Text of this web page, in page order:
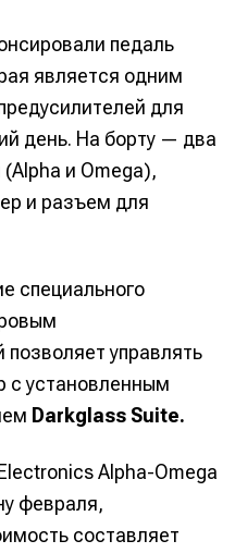
педаль
является одним
для
день. На борту — два
и Omega),
и разъем для
специального
управлять
с установленным
Darkglass Suite.
Alpha-Omega
февраля,
составляет